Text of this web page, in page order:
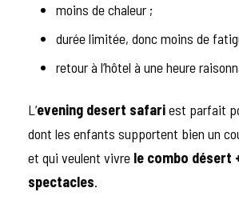
moins de chaleur ;
durée limitée, donc moins de
retour à l’hôtel à une heure
L’evening desert safariest parfait
dont les enfants supportent bien un
et qui veulent vivre le combo désert
spectacles.